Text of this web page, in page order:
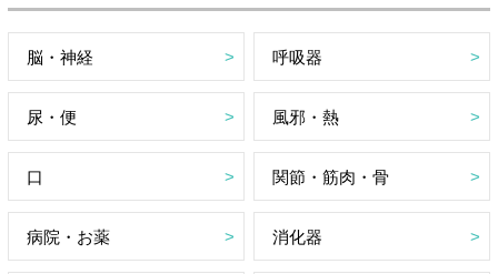
脳・神経 呼吸器
尿・便 風邪・熱
口 関節・筋肉・骨
病院・お薬 消化器